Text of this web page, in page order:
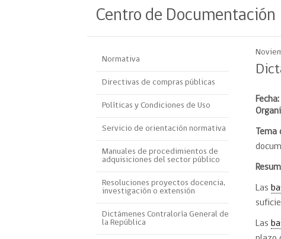
objetivos
Participación Ciudadana
Reportes Ley de Inclusión
Sé parte de nuestro equipo
Centro de Documentación
Normativa
Directivas de compras públicas
Políticas y Condiciones de Uso
Servicio de orientación normativa
Manuales de procedimientos de
adquisiciones del sector público
Resoluciones proyectos docencia,
investigación o extensión
Dictámenes Contraloría General de
la República
Fecha:
Las
Las